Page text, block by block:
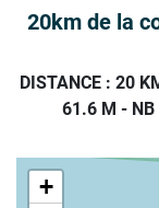
20km de la
DISTANCE : 20
61.6 M -
+